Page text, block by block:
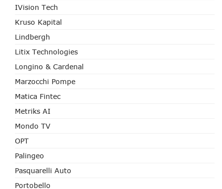
IVision Tech
Kruso Kapital
Lindbergh
Litix Technologies
Longino & Cardenal
Marzocchi Pompe
Matica Fintec
Metriks AI
Mondo TV
OPT
Palingeo
Pasquarelli Auto
Portobello